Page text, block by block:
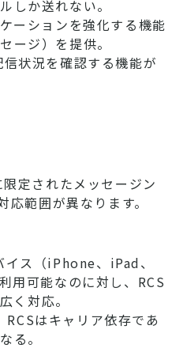
しか送れない。
ーションを強化する機能
ージ）を提供。
状況を確認する機能が
定されたメッセージン
応範囲が異なります。
ス（iPhone、iPad、
用可能なのに対し、RCS
く対応。
はキャリア依存であ
る。